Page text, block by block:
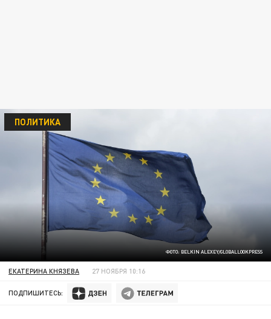
ФОТО: BELKIN ALEXEY/GLOBALLOOKPRESS
ПОЛИТИКА
ЕКАТЕРИНА КНЯЗЕВА 27 НОЯБРЯ 10:16
ПОДПИШИТЕСЬ: